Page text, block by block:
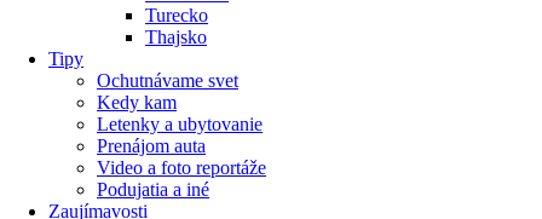
Turecko
Thajsko
Tipy
Ochutnávame svet
Kedy kam
Letenky a ubytovanie
Prenájom auta
Video a foto reportáže
Podujatia a iné
Zaujímavosti